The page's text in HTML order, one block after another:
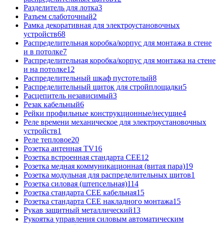
Разделитель для лотка3
Разъем слаботочный2
Рамка декоративная для электроустановочных
устройств68
Распределительная коробка/корпус для монтажа в стене
и в потолке7
Распределительная коробка/корпус для монтажа на стене
и на потолке12
Распределительный шкаф пустотелый8
Распределительный щиток для стройплощадки5
Расцепитель независимый3
Резак кабельный6
Рейки профильные конструкционные/несущие4
Реле времени механическое для электроустановочных
устройств1
Реле тепловое20
Розетка антенная TV16
Розетка встроенная стандарта CEE12
Розетка медная коммуникационная (витая пара)19
Розетка модульная для распределительных щитов1
Розетка силовая (штепсельная)114
Розетка стандарта СЕЕ кабельная15
Розетка стандарта СЕЕ накладного монтажа15
Рукав защитный металлический13
Рукоятка управления силовым автоматическим